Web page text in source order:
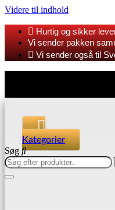
Videre til indhold
Hurtig og sikker
Vi sender pakken
Vi sender også til
Kategorier
Søg